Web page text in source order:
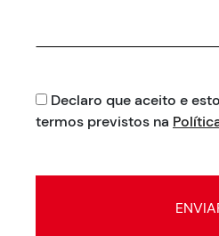
Declaro que aceito e
termos previstos na